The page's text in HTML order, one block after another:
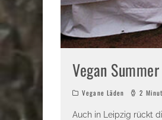
Vegan
Vegane Läden 2
Auch in Leipzig rückt